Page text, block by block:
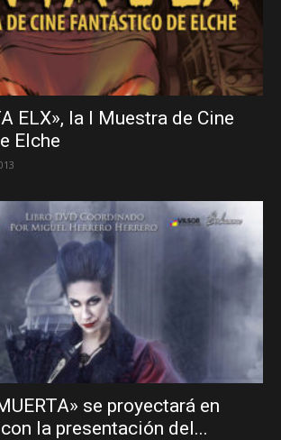
ELX», la I Muestra de Cine
Elche
se proyectará en
la presentación del...